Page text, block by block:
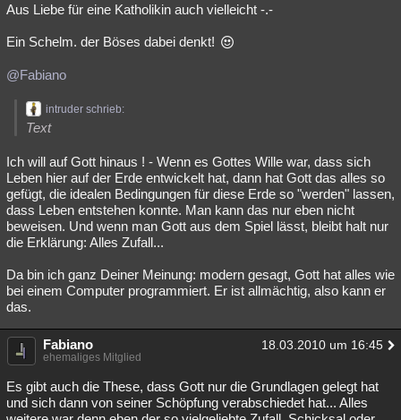
Aus Liebe für eine Katholikin auch vielleicht -.-
Ein Schelm. der Böses dabei denkt!
@Fabiano
intruder schrieb:
Text
Ich will auf Gott hinaus ! - Wenn es Gottes Wille war, dass sich
Leben hier auf der Erde entwickelt hat, dann hat Gott das alles so
gefügt, die idealen Bedingungen für diese Erde so "werden" lassen,
dass Leben entstehen konnte. Man kann das nur eben nicht
beweisen. Und wenn man Gott aus dem Spiel lässt, bleibt halt nur
die Erklärung: Alles Zufall...
Da bin ich ganz Deiner Meinung: modern gesagt, Gott hat alles wie
bei einem Computer programmiert. Er ist allmächtig, also kann er
das.
Fabiano 18.03.2010 um 16:45
ehemaliges Mitglied
Es gibt auch die These, dass Gott nur die Grundlagen gelegt hat
und sich dann von seiner Schöpfung verabschiedet hat... Alles